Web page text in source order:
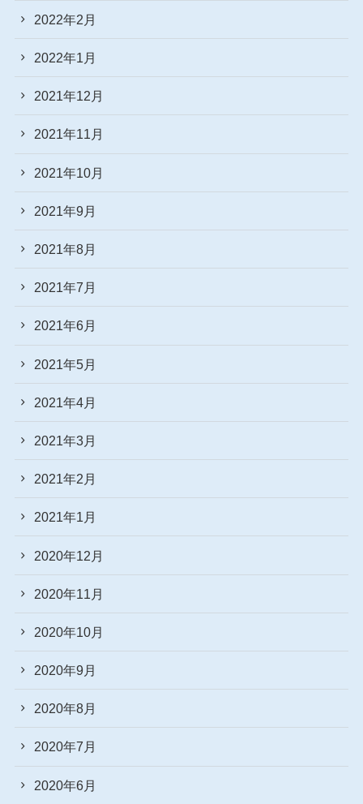
2022年2月
2022年1月
2021年12月
2021年11月
2021年10月
2021年9月
2021年8月
2021年7月
2021年6月
2021年5月
2021年4月
2021年3月
2021年2月
2021年1月
2020年12月
2020年11月
2020年10月
2020年9月
2020年8月
2020年7月
2020年6月